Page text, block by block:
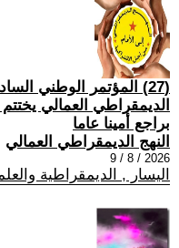
(27) المؤتمر الوطني
الديمقراطي العمالي
براجع أمينا عاما
النهج الديمقراطي العمالي
2026 / 8 / 9
اليسار , الديمقراطية